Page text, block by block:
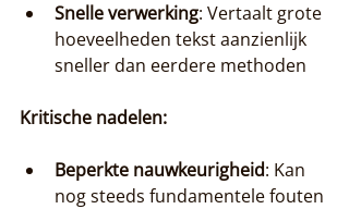
Snelle verwerking: Vertaalt grote
hoeveelheden tekst aanzienlijk
sneller dan eerdere methoden
Kritische nadelen:
Beperkte nauwkeurigheid: Kan
nog steeds fundamentele fouten